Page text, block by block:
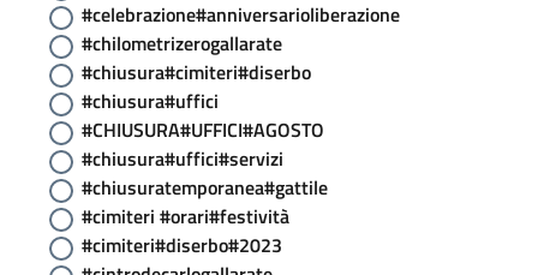
#celebrazione#anniversarioliberazione
#chilometrizerogallarate
#chiusura#cimiteri#diserbo
#chiusura#uffici
#CHIUSURA#UFFICI#AGOSTO
#chiusura#uffici#servizi
#chiusuratemporanea#gattile
#cimiteri #orari#festività
#cimiteri#diserbo#2023